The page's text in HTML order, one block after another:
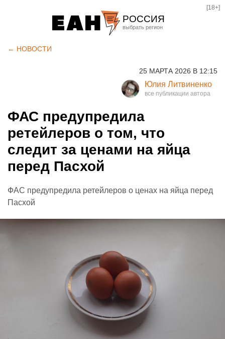
РОССИЯ
Курган
Оренбург
[18+]
← НОВОСТИ
25 МАРТА 2026 В 12:15
Юлия Литвиненко
ФАС предупредила
ретейлеров о том, что
следит за ценами на яйца
перед Пасхой
ФАС предупредила ретейлеров о ценах на яйца перед
Пасхой